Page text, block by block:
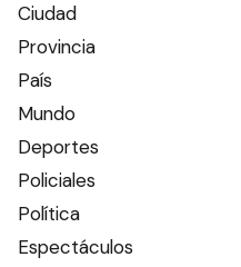
Ciudad
Provincia
País
Mundo
Deportes
Policiales
Política
Espectáculos